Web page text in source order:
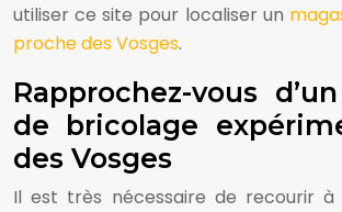
utiliser ce site pour localiser un
proche des Vosges.
Rapprochez-vous
de bricolage
des Vosges
Il est très nécessaire de recourir à